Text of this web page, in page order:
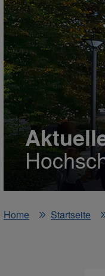
Home
Startseite